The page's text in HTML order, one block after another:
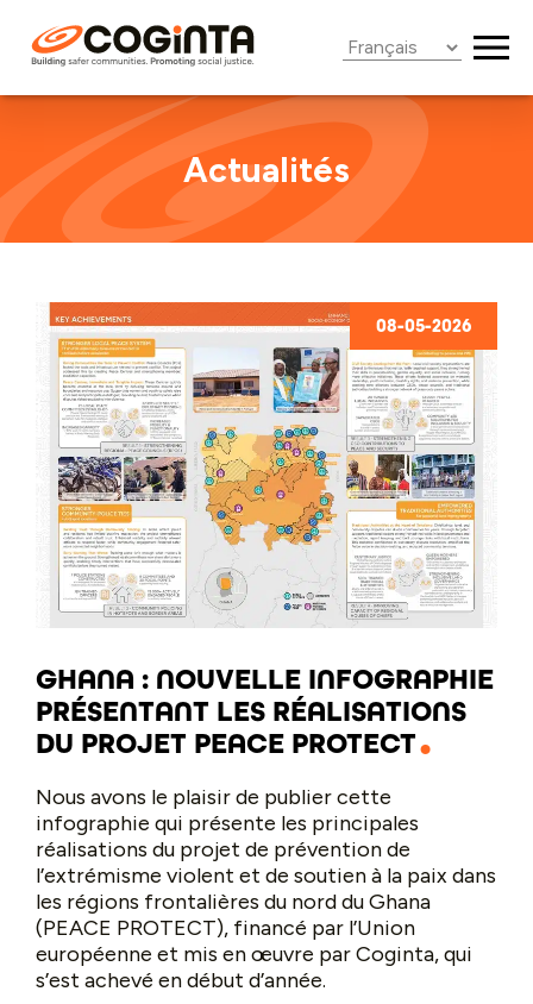
Roster
Actualités
08-05-2026
GHANA : NOUVELLE INFOGRAPHIE
PRÉSENTANT LES RÉALISATIONS
DU PROJET PEACE PROTECT
Nous avons le plaisir de publier cette
infographie qui présente les principales
réalisations du projet de prévention de
l’extrémisme violent et de soutien à la paix dans
les régions frontalières du nord du Ghana
(PEACE PROTECT), financé par l’Union
européenne et mis en œuvre par Coginta, qui
s’est achevé en début d’année.